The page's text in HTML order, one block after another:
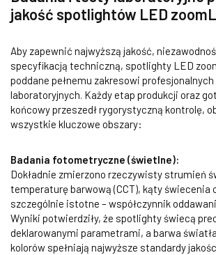
jakość spotlightów LED
Aby zapewnić najwyższą jakość,
specyfikacją techniczną, spotlighty LED
poddane pełnemu zakresowi profesjonalnych
laboratoryjnych. Każdy etap produkcji oraz
końcowy przeszedł rygorystyczną kontrolę,
wszystkie kluczowe obszary:
Badania fotometryczne (świetlne):
Dokładnie zmierzono rzeczywisty strumień
temperaturę barwową (CCT), kąty świecenia
szczególnie istotne – współczynnik
Wyniki potwierdziły, że spotlighty świecą
deklarowanymi parametrami, a barwa
kolorów spełniają najwyższe standardy